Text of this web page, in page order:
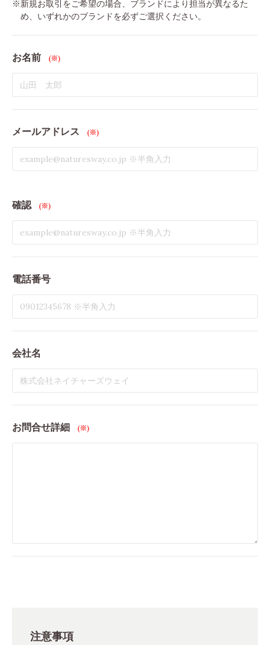
※新規お取引をご希望の場合、ブランドにより担当が異なるた
め、 いずれかのブランドを必ずご選択ください。
お名前 (※)
メールアドレス (※)
確認 (※)
電話番号
会社名
お問合せ詳細 (※)
注意事項